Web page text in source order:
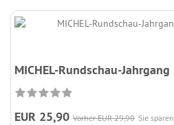
MICHEL-Rundschau-
EUR 25,90 Vorher EUR 29,90 Sie